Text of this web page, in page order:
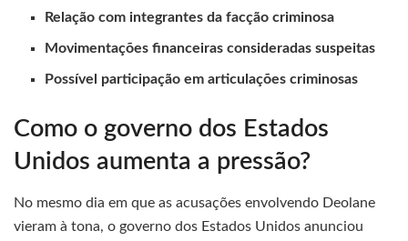
Relação com integrantes da facção criminosa
Movimentações financeiras consideradas suspeitas
Possível participação em articulações criminosas
Como o governo dos Estados
Unidos aumenta a pressão?
No mesmo dia em que as acusações envolvendo Deolane
vieram à tona, o governo dos Estados Unidos anunciou